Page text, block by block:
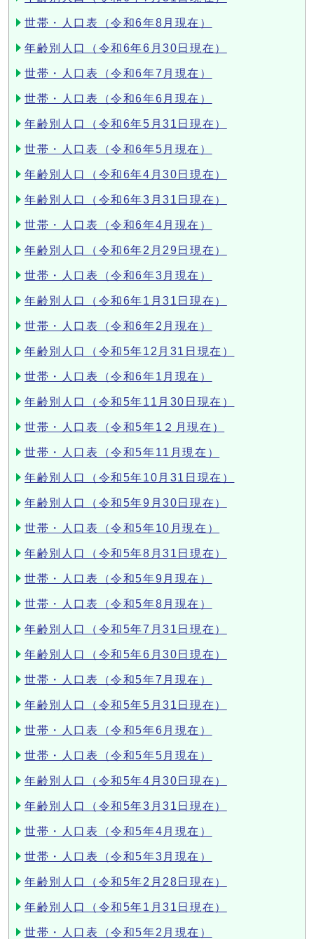
世帯・人口表（令和6年8月現在）
年齢別人口（令和6年6月30日現在）
世帯・人口表（令和6年7月現在）
世帯・人口表（令和6年6月現在）
年齢別人口（令和6年5月31日現在）
世帯・人口表（令和6年5月現在）
年齢別人口（令和6年4月30日現在）
年齢別人口（令和6年3月31日現在）
世帯・人口表（令和6年4月現在）
年齢別人口（令和6年2月29日現在）
世帯・人口表（令和6年3月現在）
年齢別人口（令和6年1月31日現在）
世帯・人口表（令和6年2月現在）
年齢別人口（令和5年12月31日現在）
世帯・人口表（令和6年1月現在）
年齢別人口（令和5年11月30日現在）
世帯・人口表（令和5年1２月現在）
世帯・人口表（令和5年11月現在）
年齢別人口（令和5年10月31日現在）
年齢別人口（令和5年9月30日現在）
世帯・人口表（令和5年10月現在）
年齢別人口（令和5年8月31日現在）
世帯・人口表（令和5年9月現在）
世帯・人口表（令和5年8月現在）
年齢別人口（令和5年7月31日現在）
年齢別人口（令和5年6月30日現在）
世帯・人口表（令和5年7月現在）
年齢別人口（令和5年5月31日現在）
世帯・人口表（令和5年6月現在）
世帯・人口表（令和5年5月現在）
年齢別人口（令和5年4月30日現在）
年齢別人口（令和5年3月31日現在）
世帯・人口表（令和5年4月現在）
世帯・人口表（令和5年3月現在）
年齢別人口（令和5年2月28日現在）
年齢別人口（令和5年1月31日現在）
世帯・人口表（令和5年2月現在）